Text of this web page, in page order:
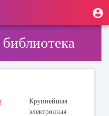
Крупнейшая
электронная